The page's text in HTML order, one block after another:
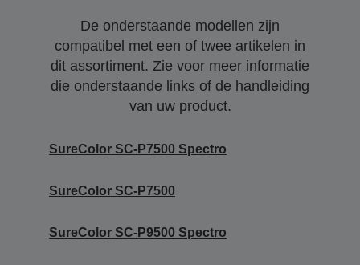
De onderstaande modellen zijn
compatibel met een of twee artikelen in
dit assortiment. Zie voor meer informatie
die onderstaande links of de handleiding
van uw product.
SureColor SC-P7500 Spectro
SureColor SC-P7500
SureColor SC-P9500 Spectro